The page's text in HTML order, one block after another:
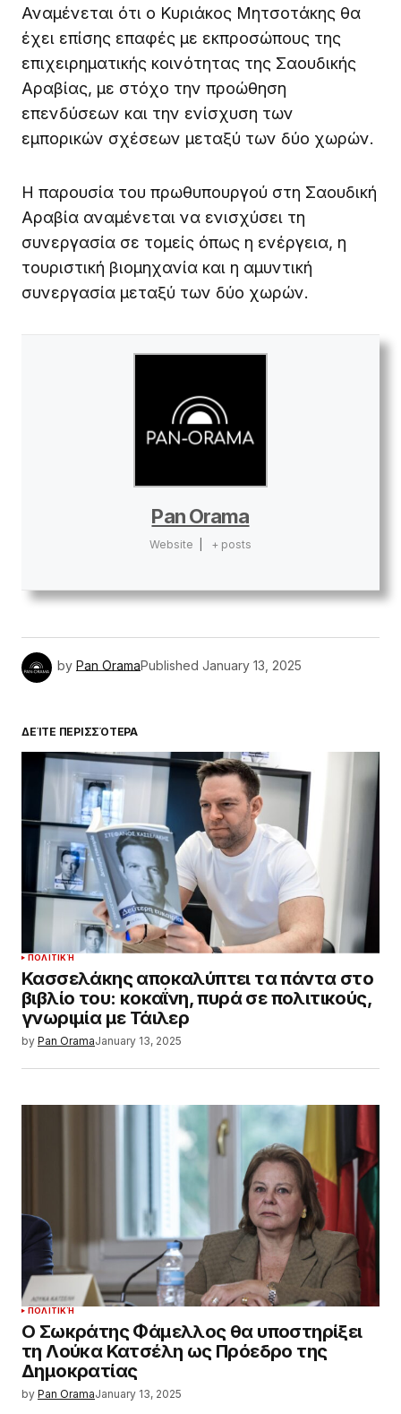
Αναμένεται ότι ο Κυριάκος Μητσοτάκης θα
έχει επίσης επαφές με εκπροσώπους της
επιχειρηματικής κοινότητας της Σαουδικής
Αραβίας, με στόχο την προώθηση
επενδύσεων και την ενίσχυση των
εμπορικών σχέσεων μεταξύ των δύο χωρών.
Η παρουσία του πρωθυπουργού στη Σαουδική
Αραβία αναμένεται να ενισχύσει τη
συνεργασία σε τομείς όπως η ενέργεια, η
τουριστική βιομηχανία και η αμυντική
συνεργασία μεταξύ των δύο χωρών.
Pan Orama
Website + posts
by Pan OramaPublished January 13, 2025
ΔΕΊΤΕ ΠΕΡΙΣΣΌΤΕΡΑ
ΠΟΛΙΤΙΚΉ
Κασσελάκης αποκαλύπτει τα πάντα στο
βιβλίο του: κοκαΐνη, πυρά σε πολιτικούς,
γνωριμία με Τάιλερ
by Pan OramaJanuary 13, 2025
ΠΟΛΙΤΙΚΉ
Ο Σωκράτης Φάμελλος θα υποστηρίξει
τη Λούκα Κατσέλη ως Πρόεδρο της
Δημοκρατίας
by Pan OramaJanuary 13, 2025